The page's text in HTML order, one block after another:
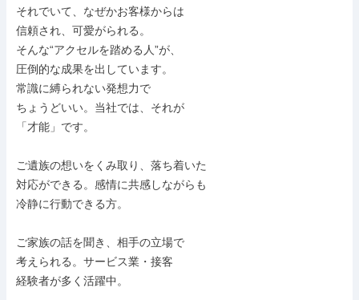
それでいて、なぜかお客様からは
信頼され、可愛がられる。
そんな“アクセルを踏める人”が、
圧倒的な成果を出しています。
常識に縛られない発想力で
ちょうどいい。当社では、それが
「才能」です。
ご遺族の想いをくみ取り、落ち着いた
対応ができる。感情に共感しながらも
冷静に行動できる方。
ご家族の話を聞き、相手の立場で
考えられる。サービス業・接客
経験者が多く活躍中。